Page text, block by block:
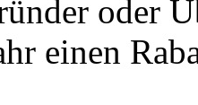
oder
einen